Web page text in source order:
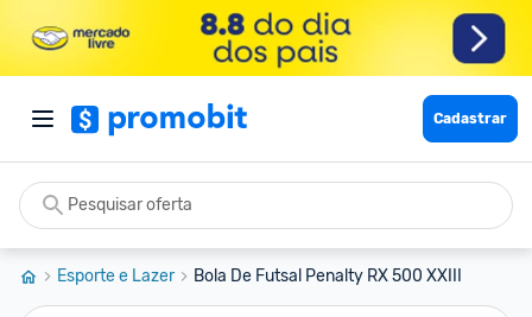
Cadastrar
Esporte e Lazer Bola De Futsal Penalty RX 500 XXIII